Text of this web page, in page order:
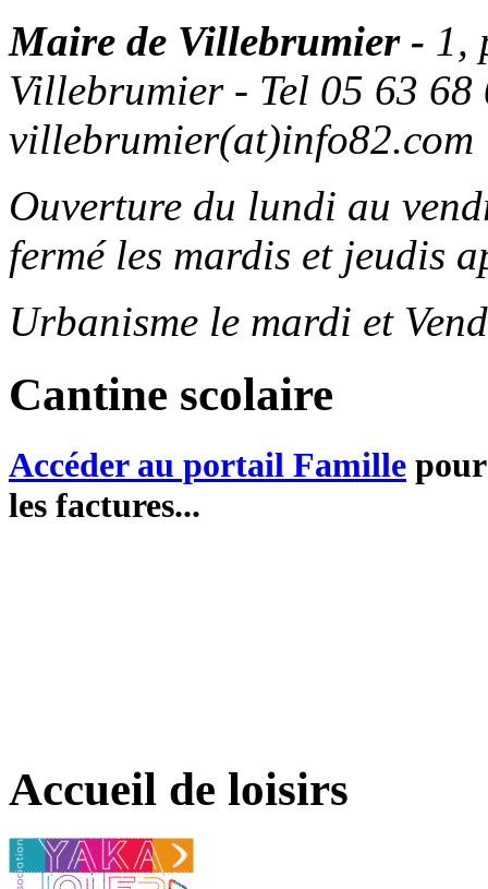
Maire de Villebrumier - 1,
Villebrumier - Tel 05 63
villebrumier(at)info82.com
Ouverture du lundi au
fermé les mardis et jeudis
Urbanisme le mardi et
Cantine scolaire
Accéder au portail Famille
les factures...
Accueil de loisirs